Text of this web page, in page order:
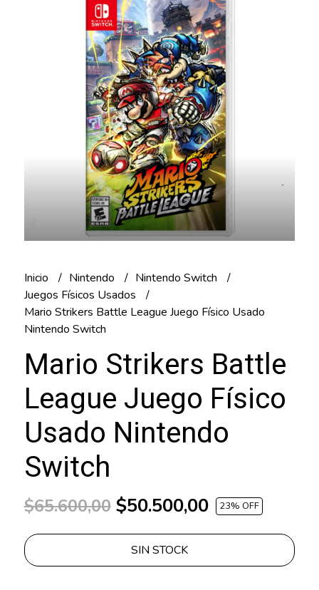
Inicio Nintendo
Nintendo Switch
Juegos Físicos Usados
Mario Strikers Battle League Juego Físico Usado
Nintendo Switch
Mario Strikers Battle
League Juego Físico
Usado Nintendo
Switch
$65.600,00$50.500,00 23% OFF
SIN STOCK